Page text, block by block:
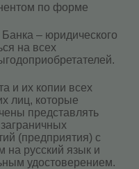
по форме
– юридического
на всех
и их копии всех
лиц, которые
представлять
(предприятия) с
на русский язык и
удостоверением.